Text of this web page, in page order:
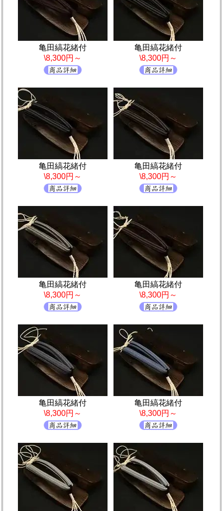
亀田縞花緒付
\8,300円～
亀田縞花緒付
\8,300円～
亀田縞花緒付
\8,300円～
亀田縞花緒付
\8,300円～
亀田縞花緒付
\8,300円～
亀田縞花緒付
\8,300円～
亀田縞花緒付
\8,300円～
亀田縞花緒付
\8,300円～